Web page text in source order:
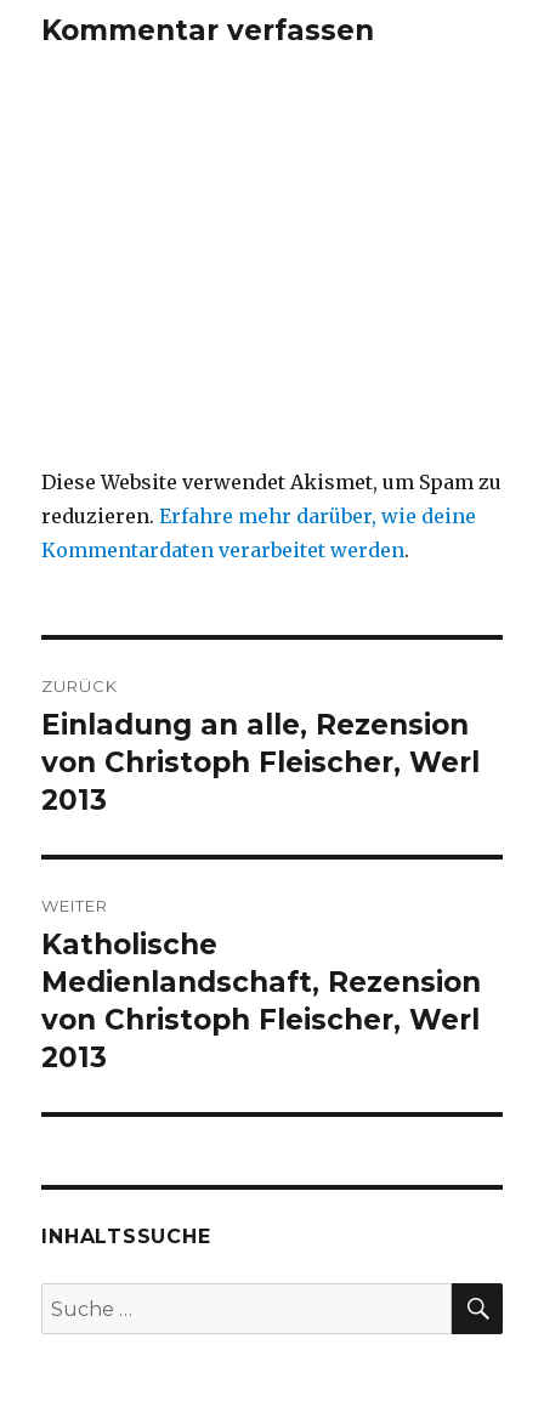
Kommentar verfassen
Diese Website verwendet Akismet, um Spam zu
reduzieren.Erfahre mehr darüber, wie deine
Kommentardaten verarbeitet werden.
ZURÜCK
Vorheriger
Beitrag:
Einladung an alle, Rezension
von Christoph Fleischer, Werl
2013
WEITER
Nächster
Beitrag:
Katholische
Medienlandschaft, Rezension
von Christoph Fleischer, Werl
2013
INHALTSSUCHE
Suche
nach: